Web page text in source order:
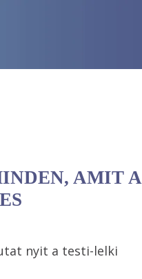
AMIT A
nyit a testi-lelki